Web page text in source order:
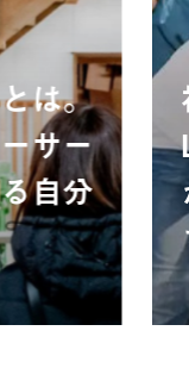
は。
サー
自分